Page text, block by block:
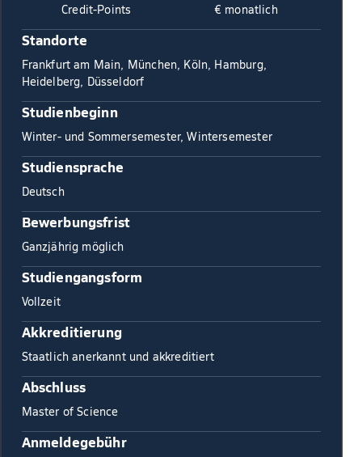
Credit-Points € monatlich
Standorte
Frankfurt am Main, München, Köln, Hamburg,
Heidelberg, Düsseldorf
Studienbeginn
Winter- und Sommersemester, Wintersemester
Studiensprache
Deutsch
Bewerbungsfrist
Ganzjährig möglich
Studiengangsform
Vollzeit
Akkreditierung
Staatlich anerkannt und akkreditiert
Abschluss
Master of Science
Anmeldegebühr